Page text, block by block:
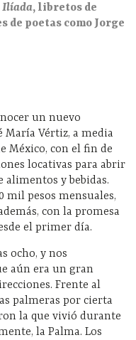
Ilíada, libretos de
de poetas como Jorge
un nuevo
Vértiz, a media
México, con el fin de
locativas para abrir
alimentos y bebidas.
mil pesos mensuales,
con la promesa
el primer día.
ocho, y nos
aún era un gran
Frente al
palmeras por cierta
la que vivió durante
la Palma. Los